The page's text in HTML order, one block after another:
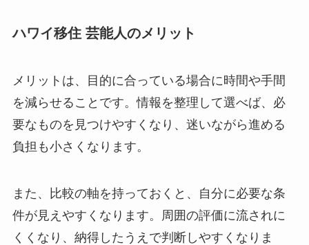
ハワイ移住 芸能人のメリット
メリットは、目的に合っている場合に時間や手間
を減らせることです。情報を整理して選べば、必
要なものを見つけやすくなり、迷いながら進める
負担も小さくなります。
また、比較の軸を持っておくと、自分に必要な条
件が見えやすくなります。周囲の評価に流されに
くくなり、納得したうえで判断しやすくなりま